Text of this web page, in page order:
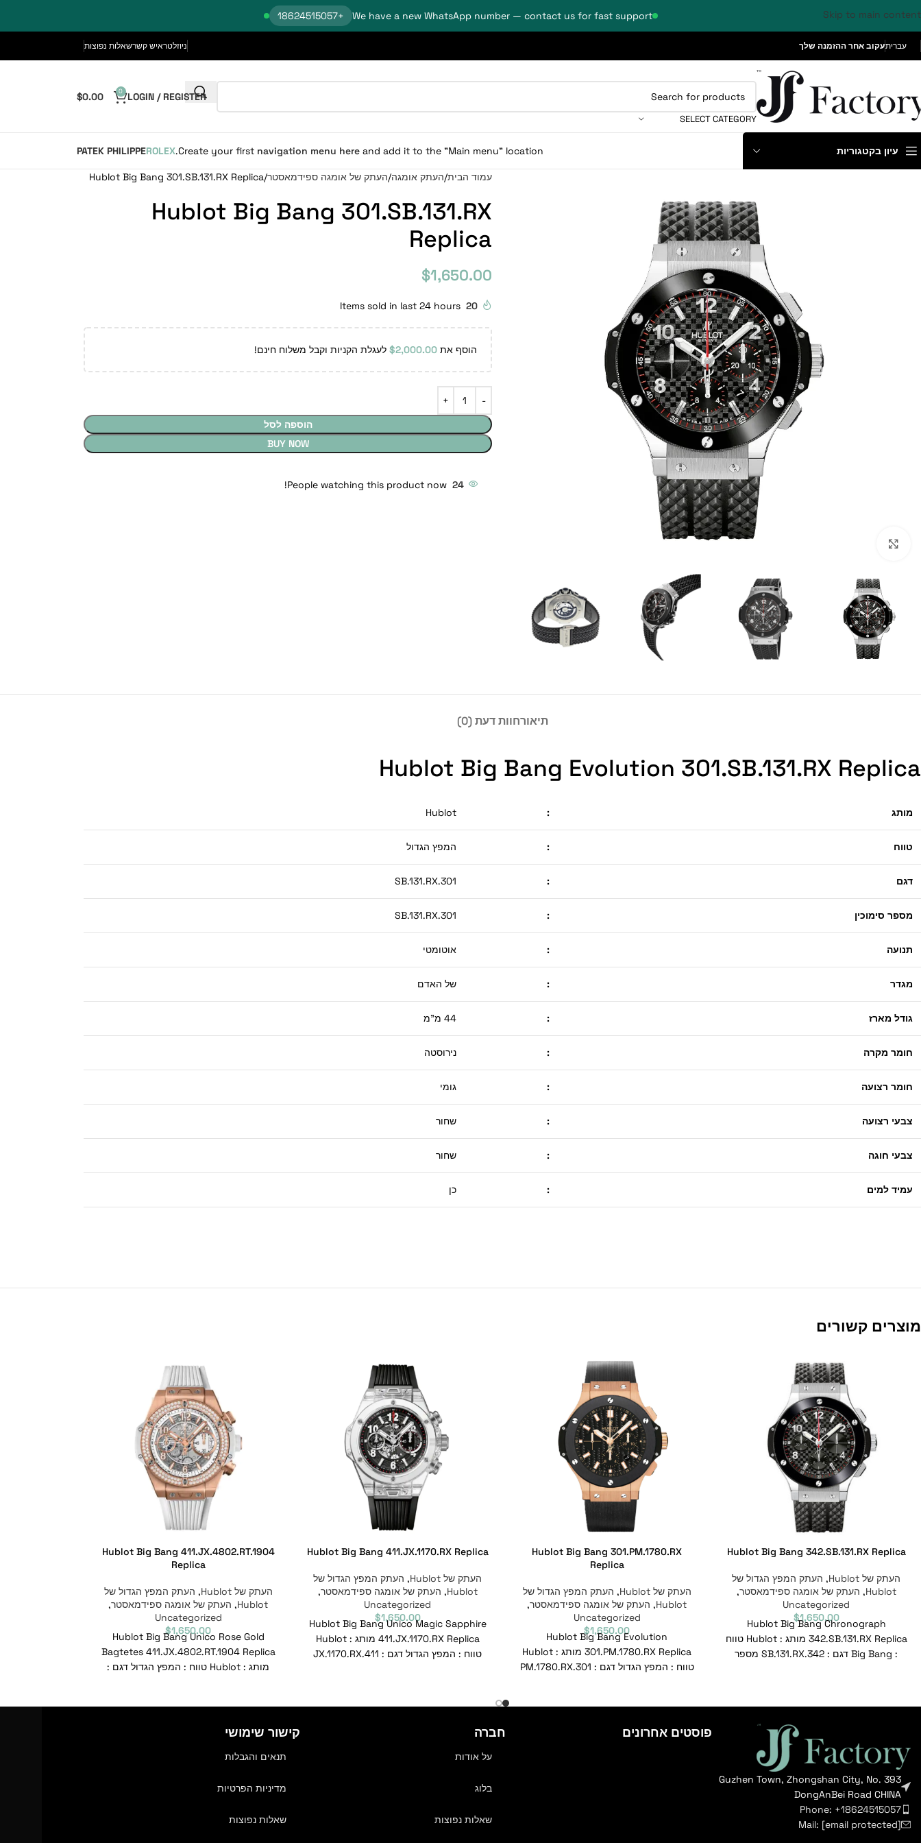
We have a new WhatsApp number — contact us for fast support
+18624515057 Skip to main content
עבריתעקוב אחר ההזמנה שלך ניוזלטראיש קשרשאלות נפוצות
SELECT CATEGORY
LOGIN / REGISTER
0
$0.00
עיון בקטגוריות Create your first navigation menu here and add it to the "Main menu" location.
ROLEX
PATEK PHILIPPE
עמוד הבית העתק אומגה העתק של אומגה ספידמאסטר Hublot Big Bang 301.SB.131.RX Replica
Hublot Big Bang 301.SB.131.RX
Replica
$1,650.00
20
Items sold in last 24 hours
הוסף את $2,000.00 לעגלת הקניות וקבל משלוח חינם!
הוספה לסל
BUY NOW
24
People watching this product now!
תיאורחוות דעת (0)
Hublot Big Bang Evolution 301.SB.131.RX Replica
מותג :
Hublot
טווח : המפץ הגדול
דגם :
301.SB.131.RX
מספר סימוכין :
301.SB.131.RX
תנועה : אוטומטי
מגדר : של האדם
גודל מארז : 44 מ"מ
חומר מקרה : נירוסטה
חומר רצועה : גומי
צבעי רצועה : שחור
צבעי חוגה : שחור
עמיד למים : כן
מוצרים קשורים
Hublot Big Bang 342.SB.131.RX Replica
העתק של Hublot , העתק המפץ הגדול של
Hublot
, העתק של אומגה ספידמאסטר,
Uncategorized
$1,650.00
Hublot Big Bang Chronograph
342.SB.131.RX Replica מותג : Hublot טווח
: Big Bang דגם : 342.SB.131.RX מספר
Hublot Big Bang 301.PM.1780.RX
Replica
העתק של Hublot , העתק המפץ הגדול של
Hublot
, העתק של אומגה ספידמאסטר,
Uncategorized
$1,650.00
Hublot Big Bang Evolution
301.PM.1780.RX Replica מותג : Hublot
טווח : המפץ הגדול דגם : 301.PM.1780.RX
Hublot Big Bang 411.JX.1170.RX Replica
העתק של Hublot , העתק המפץ הגדול של
Hublot
, העתק של אומגה ספידמאסטר,
Uncategorized
$1,650.00
Hublot Big Bang Unico Magic Sapphire
411.JX.1170.RX Replica מותג : Hublot
טווח : המפץ הגדול דגם : 411.JX.1170.RX
Hublot Big Bang 411.JX.4802.RT.1904
Replica
העתק של Hublot , העתק המפץ הגדול של
Hublot
, העתק של אומגה ספידמאסטר,
Uncategorized
$1,650.00
Hublot Big Bang Unico Rose Gold
Bagtetes 411.JX.4802.RT.1904 Replica
מותג : Hublot טווח : המפץ הגדול דגם :
Guzhen Town, Zhongshan City, No. 393
DongAnBei Road CHINA
Phone: +18624515057
Mail: [email protected]
פוסטים אחרונים חברה
על אודות
בלוג
שאלות נפוצות
קישור שימושי
תנאים והגבלות
מדיניות הפרטיות
שאלות נפוצות